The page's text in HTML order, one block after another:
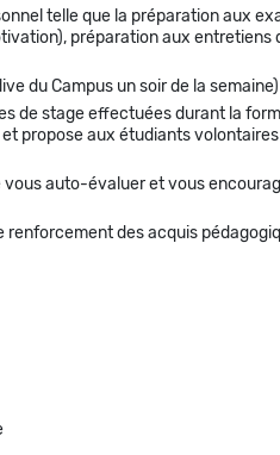
telle que la préparation aux
préparation aux
du Campus un soir de la semaine)
de stage effectuées durant la
propose aux étudiants
auto-évaluer et vous
des acquis